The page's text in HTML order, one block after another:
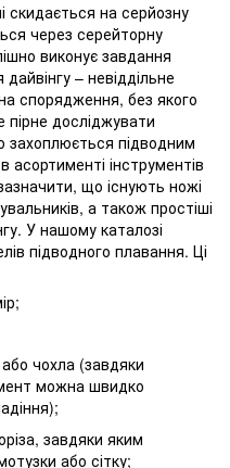
скидається на серйозну
через серейторну
виконує завдання
– невіддільне
спорядження, без якого
досліджувати
захоплюється підводним
інструментів
що існують ножі
а також простіші
У нашому каталозі
підводного плавання. Ці
чохла (завдяки
можна швидко
завдяки яким
або сітку;